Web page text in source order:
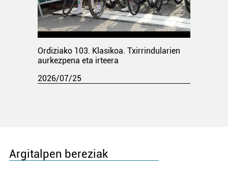
Ordiziako 103. Klasikoa. Txirrindularien
aurkezpena eta irteera
2026/07/25
Argitalpen bereziak